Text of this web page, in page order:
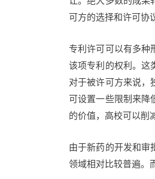
可方的选择和许可协
专利许可可以有多种
该项专利的权利。这
对于被许可方来说，
可设置一些限制来降
的价值，高校可以削
由于新药的开发和审
领域相对比较普遍。